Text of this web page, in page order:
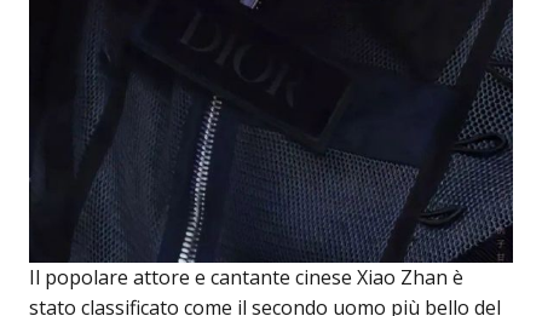
Il popolare attore e cantante cinese Xiao Zhan è
stato classificato come il secondo uomo più bello del